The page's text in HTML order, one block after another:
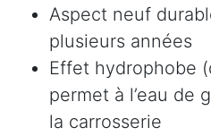
Aspect neuf
plusieurs années
Effet hydrophobe
permet à l’eau de
la carrosserie